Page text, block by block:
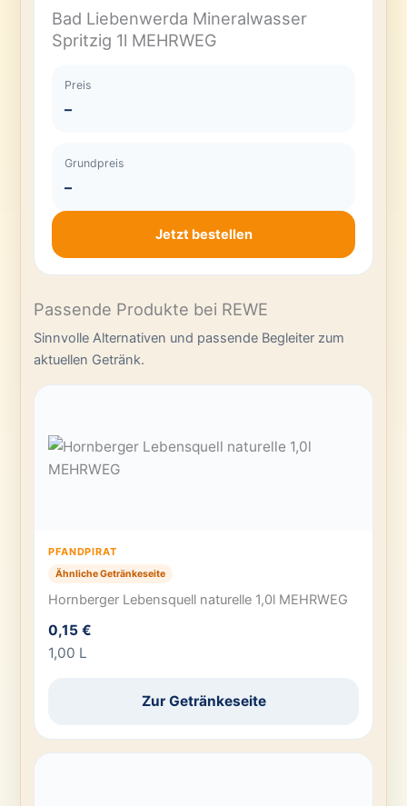
Bad Liebenwerda Mineralwasser
Spritzig 1l MEHRWEG
Preis
–
Grundpreis
–
Jetzt bestellen
Passende Produkte bei REWE
Sinnvolle Alternativen und passende Begleiter zum
aktuellen Getränk.
PFANDPIRAT
Ähnliche Getränkeseite
Hornberger Lebensquell naturelle 1,0l MEHRWEG
0,15 €
1,00 L
Zur Getränkeseite